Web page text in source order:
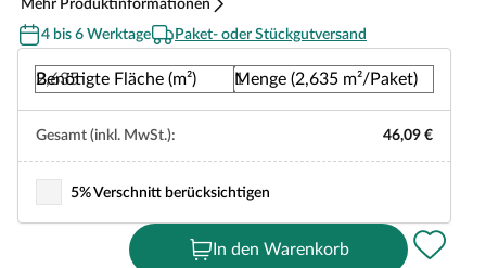
Mehr Produktinformationen
4 bis 6 Werktage
Paket- oder Stückgutversand
Benötigte Fläche (m²) Menge (2,635 m²/Paket)
Gesamt (inkl. MwSt.): 46,09 €
5% Verschnitt berücksichtigen
In den Warenkorb